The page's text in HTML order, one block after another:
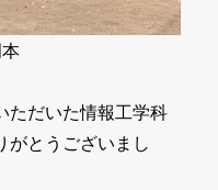
ただいた情報工学科
がとうございまし